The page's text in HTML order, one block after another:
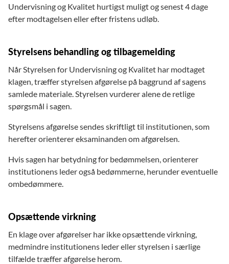
Undervisning og Kvalitet hurtigst muligt og senest 4 dage
efter modtagelsen eller efter fristens udløb.
Styrelsens behandling og tilbagemelding
Når Styrelsen for Undervisning og Kvalitet har modtaget
klagen, træffer styrelsen afgørelse på baggrund af sagens
samlede materiale. Styrelsen vurderer alene de retlige
spørgsmål i sagen.
Styrelsens afgørelse sendes skriftligt til institutionen, som
herefter orienterer eksaminanden om afgørelsen.
Hvis sagen har betydning for bedømmelsen, orienterer
institutionens leder også bedømmerne, herunder eventuelle
ombedømmere.
Opsættende virkning
En klage over afgørelser har ikke opsættende virkning,
medmindre institutionens leder eller styrelsen i særlige
tilfælde træffer afgørelse herom.